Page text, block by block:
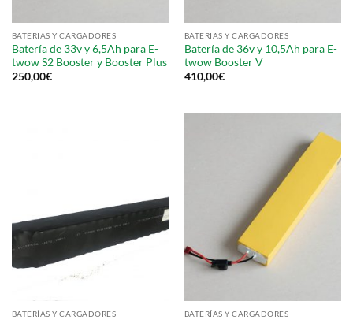
BATERÍAS Y CARGADORES
Batería de 33v y 6,5Ah para E-
twow S2 Booster y Booster Plus
250,00€
BATERÍAS Y CARGADORES
Batería de 36v y 10,5Ah para E-
twow Booster V
410,00€
BATERÍAS Y CARGADORES BATERÍAS Y CARGADORES